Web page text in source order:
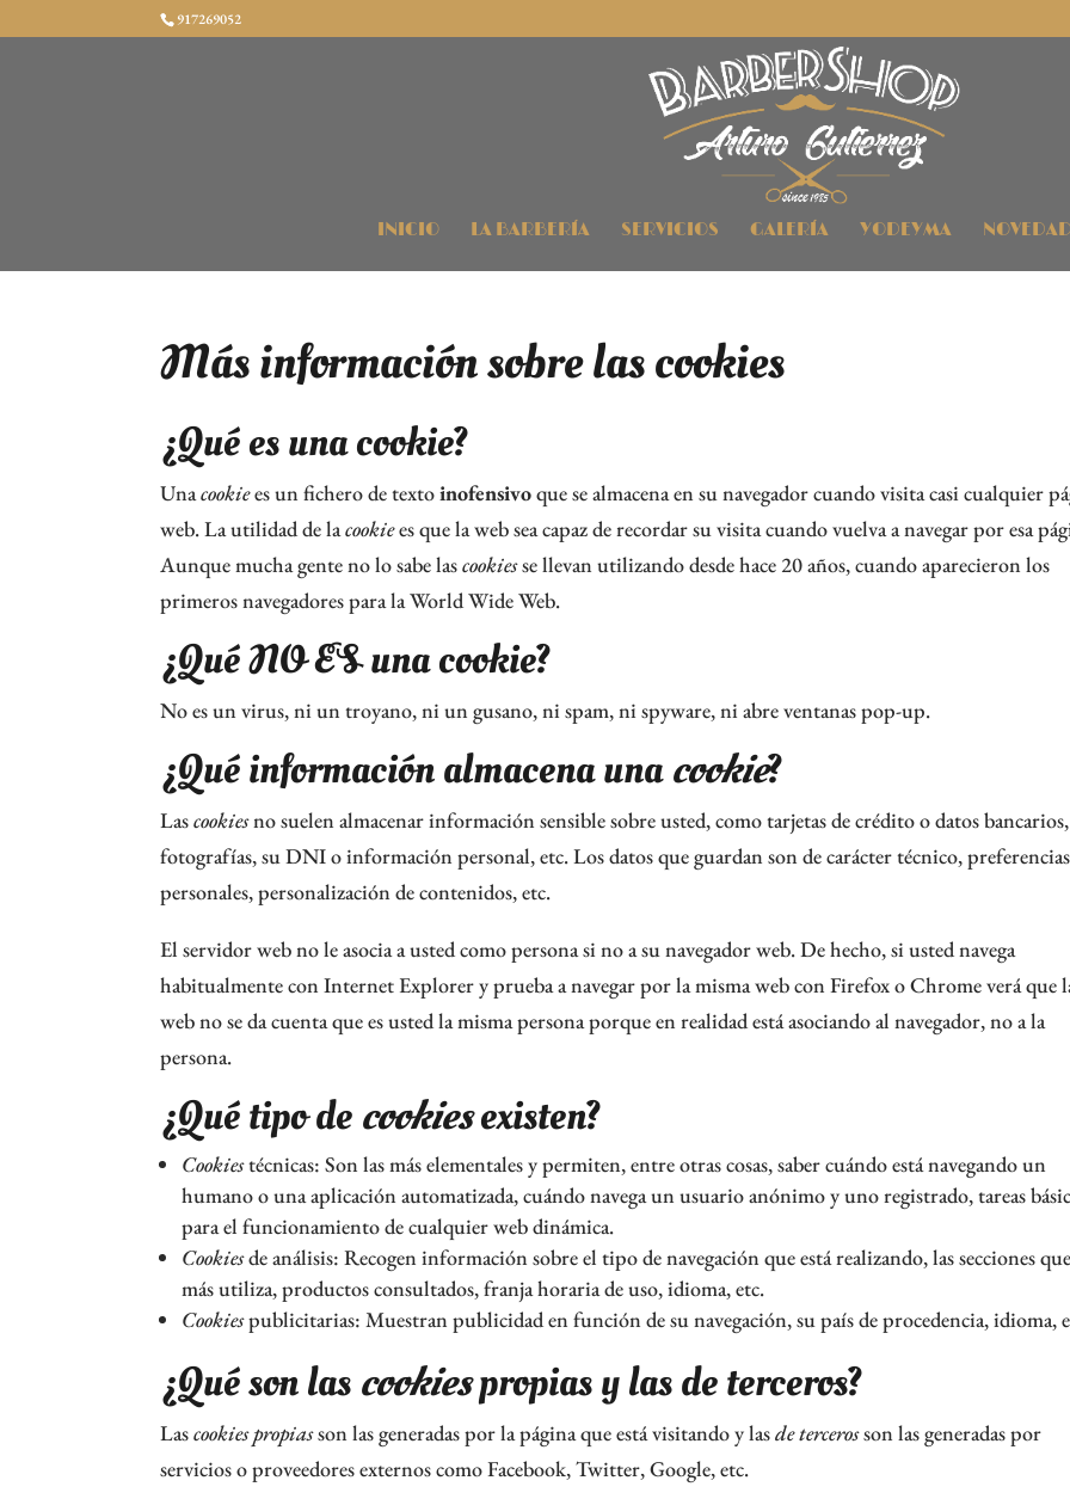
917269052
INICIO LA BARBERÍA SERVICIOS GALERÍA YODEYMA
Más información sobre las cookies
¿Qué es una cookie?
Unacookiees un fichero de textoinofensivoque se almacena en su navegador cuando visita casi cualquier
web. La utilidad de lacookiees que la web sea capaz de recordar su visita cuando vuelva a navegar por esa
Aunque mucha gente no lo sabe lascookiesse llevan utilizando desde hace 20 años, cuando aparecieron los
primeros navegadores para la World Wide Web.
¿Qué NO ES una cookie?
No es un virus, ni un troyano, ni un gusano, ni spam, ni spyware, ni abre ventanas pop-up.
¿Qué información almacena unacookie?
Lascookiesno suelen almacenar información sensible sobre usted, como tarjetas de crédito o datos bancarios,
fotografías, su DNI o información personal, etc. Los datos que guardan son de carácter técnico, preferencias
personales, personalización de contenidos, etc.
El servidor web no le asocia a usted como persona si no a su navegador web. De hecho, si usted navega
habitualmente con Internet Explorer y prueba a navegar por la misma web con Firefox o Chrome verá que
web no se da cuenta que es usted la misma persona porque en realidad está asociando al navegador, no a la
persona.
¿Qué tipo decookiesexisten?
Cookiestécnicas: Son las más elementales y permiten, entre otras cosas, saber cuándo está navegando un
humano o una aplicación automatizada, cuándo navega un usuario anónimo y uno registrado, tareas
para el funcionamiento de cualquier web dinámica.
Cookiesde análisis: Recogen información sobre el tipo de navegación que está realizando, las secciones que
más utiliza, productos consultados, franja horaria de uso, idioma, etc.
Cookiespublicitarias: Muestran publicidad en función de su navegación, su país de procedencia, idioma,
¿Qué son lascookiespropias y las de terceros?
Lascookies propiasson las generadas por la página que está visitando y lasde tercerosson las generadas por
servicios o proveedores externos como Facebook, Twitter, Google, etc.